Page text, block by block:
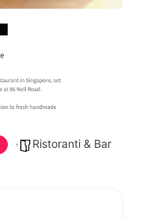
Ristoranti & Bar